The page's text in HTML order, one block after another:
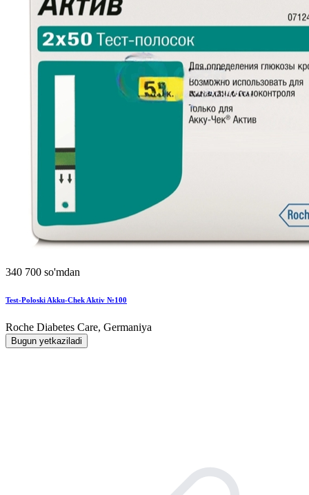
340 700 so'mdan
Test-Poloski Akku-Chek Aktiv №100
Roche Diabetes Care, Germaniya
Bugun yetkaziladi